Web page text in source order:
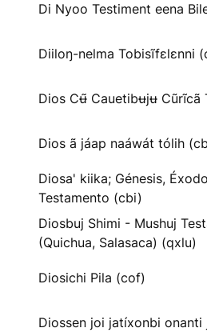
Di Nyoo Testiment eena
Diiloŋ-nelma Tobisĩfɛlɛnni
Dios Cʉ̃ Cauetibʉjʉ Cũrĩcã
Dios ã jáap naáwát tólih
Diosa' kiika; Génesis,
Testamento (cbi)
Diosbuj Shimi - Mushuj
(Quichua, Salasaca) (qxlu)
Diosichi Pila (cof)
Diossen joi jatíxonbi onanti